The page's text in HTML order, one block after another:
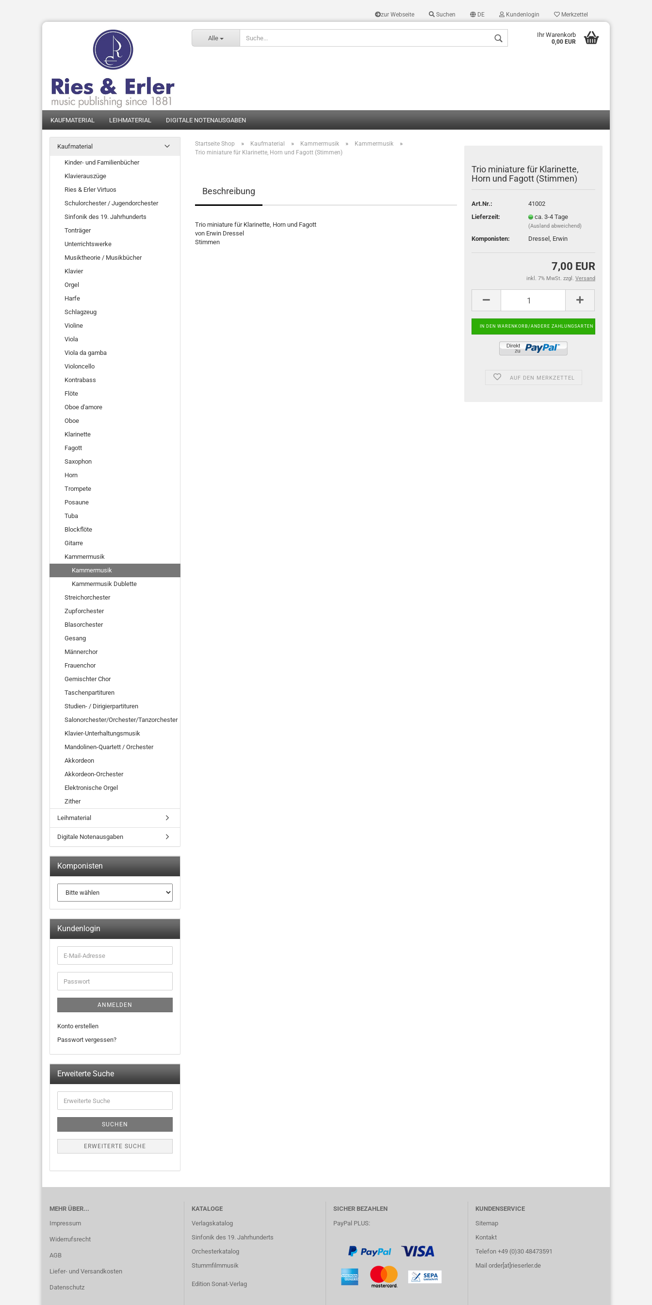
zur Webseite Suchen DE Kundenlogin Merkzettel
Alle Ihr Warenkorb
0,00 EUR
KAUFMATERIAL LEIHMATERIAL DIGITALE NOTENAUSGABEN
Startseite Shop » Kaufmaterial » Kammermusik » Kammermusik »
Trio miniature für Klarinette, Horn und Fagott (Stimmen)
Trio miniature für Klarinette,
Horn und Fagott (Stimmen)
Art.Nr.:
41002
Lieferzeit:
ca. 3-4 Tage
(Ausland abweichend)
Komponisten: Dressel, Erwin
7,00 EUR
inkl. 7% MwSt. zzgl. Versand
AUF DEN MERKZETTEL
Beschreibung
Trio miniature für Klarinette, Horn und Fagott
von Erwin Dressel
Stimmen
Kaufmaterial
Kinder- und Familienbücher
Klavierauszüge
Ries & Erler Virtuos
Schulorchester / Jugendorchester
Sinfonik des 19. Jahrhunderts
Tonträger
Unterrichtswerke
Musiktheorie / Musikbücher
Klavier
Orgel
Harfe
Schlagzeug
Violine
Viola
Viola da gamba
Violoncello
Kontrabass
Flöte
Oboe d'amore
Oboe
Klarinette
Fagott
Saxophon
Horn
Trompete
Posaune
Tuba
Blockflöte
Gitarre
Kammermusik
Kammermusik
Kammermusik Dublette
Streichorchester
Zupforchester
Blasorchester
Gesang
Männerchor
Frauenchor
Gemischter Chor
Taschenpartituren
Studien- / Dirigierpartituren
Salonorchester/Orchester/Tanzorchester
Klavier-Unterhaltungsmusik
Mandolinen-Quartett / Orchester
Akkordeon
Akkordeon-Orchester
Elektronische Orgel
Zither
Leihmaterial
Digitale Notenausgaben
Komponisten
Kundenlogin
ANMELDEN
Konto erstellen
Passwort vergessen?
Erweiterte Suche
SUCHEN
ERWEITERTE SUCHE
MEHR ÜBER...
Impressum
Widerrufsrecht
AGB
Liefer- und Versandkosten
Datenschutz
KATALOGE
Verlagskatalog
Sinfonik des 19. Jahrhunderts
Orchesterkatalog
Stummfilmmusik
Edition Sonat-Verlag
SICHER BEZAHLEN
PayPal PLUS:
KUNDENSERVICE
Sitemap
Kontakt
Telefon +49 (0)30 48473591
Mail order[at]rieserler.de